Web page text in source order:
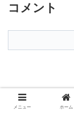
ートしました。▶大混
や乗り遅れ？！パーク
コメント
メニュー ホーム